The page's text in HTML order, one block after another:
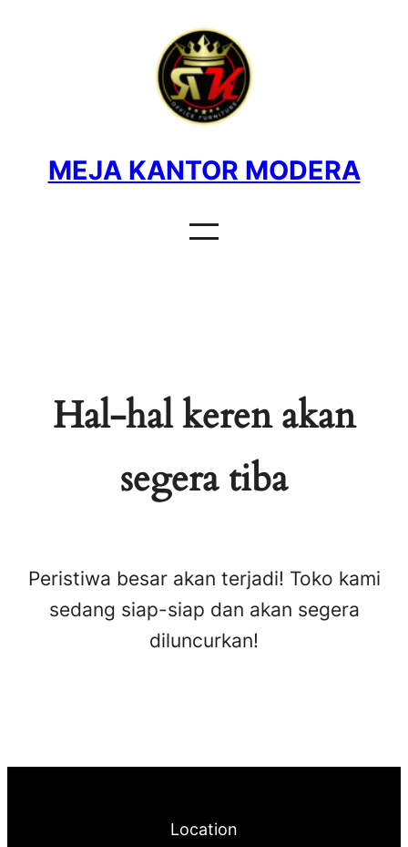
MEJA KANTOR MODERA
Hal-hal keren akan
segera tiba
Peristiwa besar akan terjadi! Toko kami
sedang siap-siap dan akan segera
diluncurkan!
Location